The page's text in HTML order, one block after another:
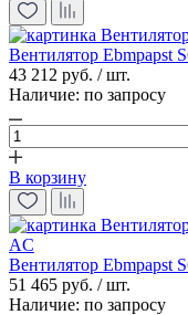
Вентилятор Ebmpapst
43 212 руб. / шт.
Наличие: по запросу
В корзину
Вентилятор Ebmpapst
51 465 руб. / шт.
Наличие: по запросу